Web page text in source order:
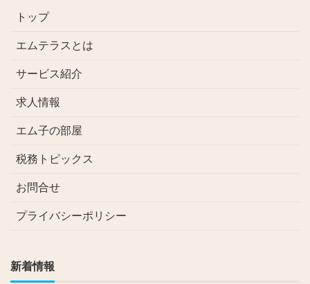
トップ
エムテラスとは
サービス紹介
求人情報
エム子の部屋
税務トピックス
お問合せ
プライバシーポリシー
新着情報